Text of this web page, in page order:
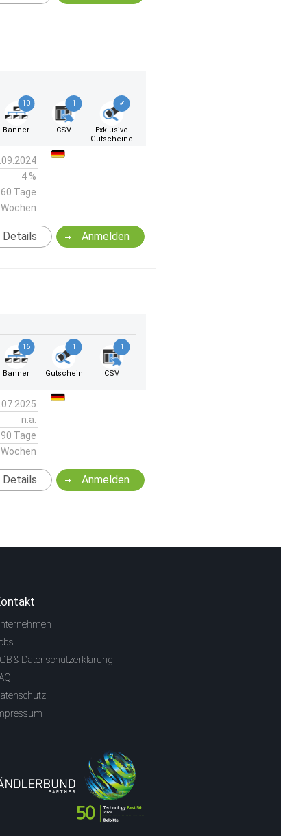
10
Banner
1
CSV
✔
Exklusive
Gutscheine
4 %
60 Tage
Anmelden
Details
16
Banner
1
Gutschein
1
CSV
n.a.
90 Tage
Anmelden
Details
& Datenschutzerklärung